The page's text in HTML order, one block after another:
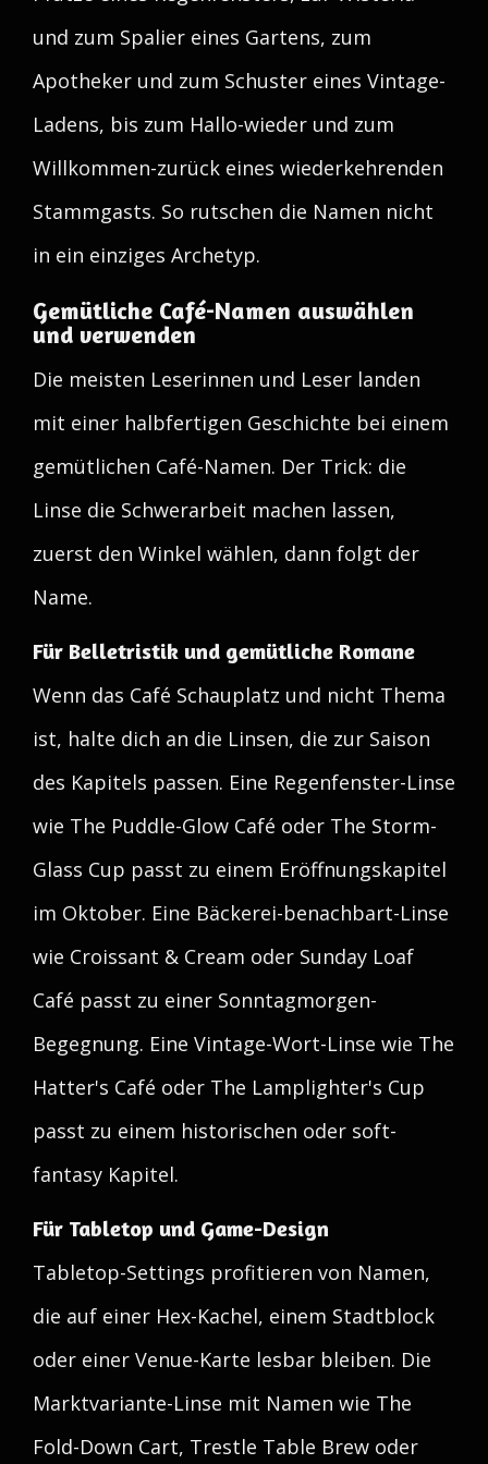
und zum Spalier eines Gartens, zum
Apotheker und zum Schuster eines Vintage-
Ladens, bis zum Hallo-wieder und zum
Willkommen-zurück eines wiederkehrenden
Stammgasts. So rutschen die Namen nicht
in ein einziges Archetyp.
Gemütliche Café-Namen auswählen
und verwenden
Die meisten Leserinnen und Leser landen
mit einer halbfertigen Geschichte bei einem
gemütlichen Café-Namen. Der Trick: die
Linse die Schwerarbeit machen lassen,
zuerst den Winkel wählen, dann folgt der
Name.
Für Belletristik und gemütliche Romane
Wenn das Café Schauplatz und nicht Thema
ist, halte dich an die Linsen, die zur Saison
des Kapitels passen. Eine Regenfenster-Linse
wie The Puddle-Glow Café oder The Storm-
Glass Cup passt zu einem Eröffnungskapitel
im Oktober. Eine Bäckerei-benachbart-Linse
wie Croissant & Cream oder Sunday Loaf
Café passt zu einer Sonntagmorgen-
Begegnung. Eine Vintage-Wort-Linse wie The
Hatter's Café oder The Lamplighter's Cup
passt zu einem historischen oder soft-
fantasy Kapitel.
Für Tabletop und Game-Design
Tabletop-Settings profitieren von Namen,
die auf einer Hex-Kachel, einem Stadtblock
oder einer Venue-Karte lesbar bleiben. Die
Marktvariante-Linse mit Namen wie The
Fold-Down Cart, Trestle Table Brew oder